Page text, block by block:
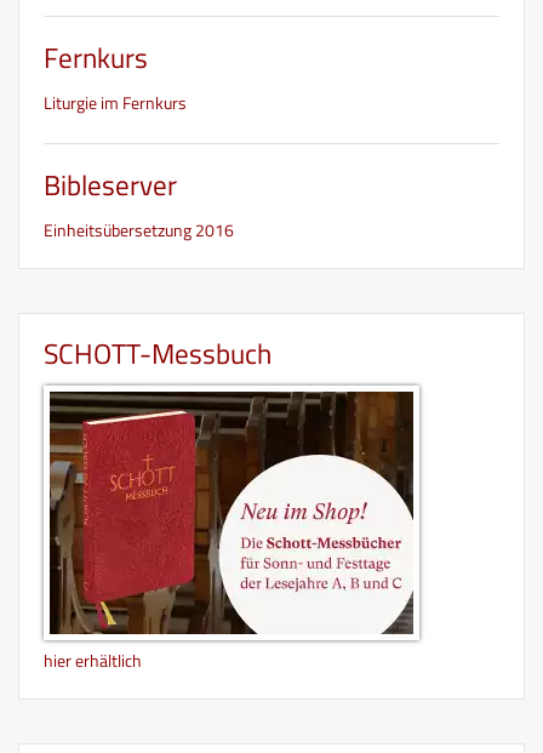
Fernkurs
Liturgie im Fernkurs
Bibleserver
Einheitsübersetzung 2016
SCHOTT-Messbuch
hier erhältlich